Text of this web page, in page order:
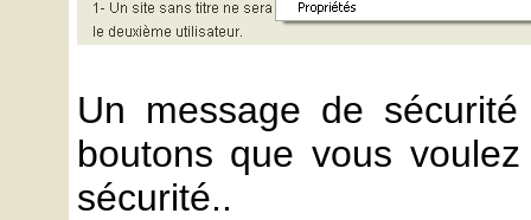
Un message de
boutons que vous
sécurité..